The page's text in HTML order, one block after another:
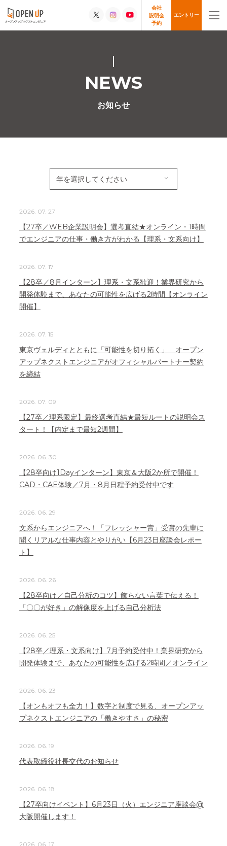
会社
説明会
予約
エントリー
NEWS
お知らせ
2026. 07. 27
【27卒／WEB企業説明会】選考直結★オンライン・1時間
でエンジニアの仕事・働き方がわかる【理系・文系向け】
2026. 07. 17
【28卒／8月インターン】理系・文系歓迎！業界研究から
開発体験まで、あなたの可能性を広げる2時間【オンライン
開催】
2026. 07. 15
東京ヴェルディとともに「可能性を切り拓く」 オープン
アップネクストエンジニアがオフィシャルパートナー契約
を締結
2026. 07. 09
【27卒／理系限定】最終選考直結★最短ルートの説明会ス
タート！【内定まで最短2週間】
2026. 06. 30
【28卒向け1Dayインターン】東京＆大阪2か所で開催！
CAD・CAE体験／7月・8月日程予約受付中です
2026. 06. 29
文系からエンジニアへ！「フレッシャー賞」受賞の先輩に
聞くリアルな仕事内容とやりがい【6月23日座談会レポー
ト】
2026. 06. 26
【28卒向け／自己分析のコツ】飾らない言葉で伝える！
「〇〇が好き」の解像度を上げる自己分析法
2026. 06. 25
【28卒／理系・文系向け】7月予約受付中！業界研究から
開発体験まで、あなたの可能性を広げる2時間／オンライン
2026. 06. 23
【オンもオフも全力！】数字と制度で見る、オープンアッ
プネクストエンジニアの「働きやすさ」の秘密
2026. 06. 19
代表取締役社長交代のお知らせ
2026. 06. 18
【27卒向けイベント】6月23日（火）エンジニア座談会@
大阪開催します！
2026. 06. 17